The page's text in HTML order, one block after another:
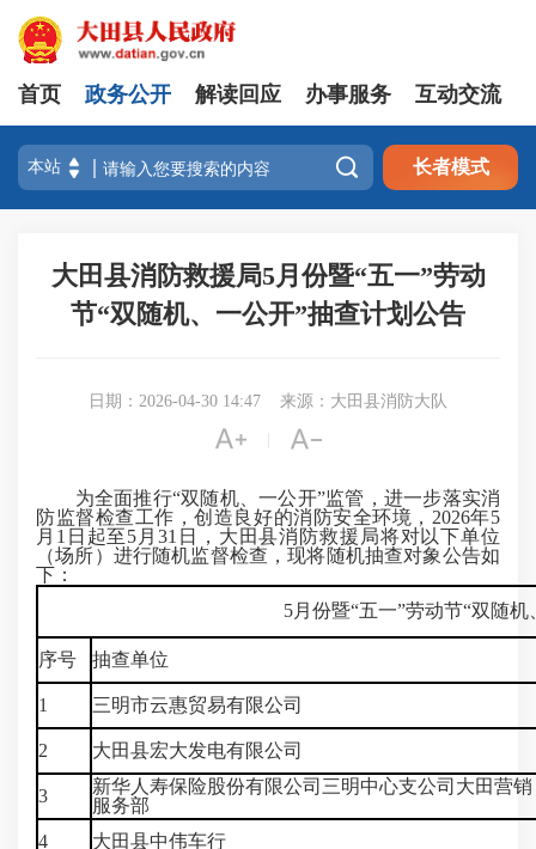
首页 政务公开 解读回应 办事服务 互动交流
 长者模式
大田县消防救援局5月份暨“五一”劳动
节“双随机、一公开”抽查计划公告
日期：2026-04-30 14:47 来源：大田县消防大队
 
为全面推行“双随机、一公开”监管，进一步落实消
防监督检查工作，创造良好的消防安全环境，2026年5
月1日起至5 月31日
，大田县消防救援局将对以下单位
（场所）进行随机监督检查，现将随机抽查对象公告如
下：
5月份暨“五一”劳动节“双随
序号 抽查单位
1 三明市云惠贸易有限公司
2 大田县宏大发电有限公司
3
新华人寿保险股份有限公司三明中心支公司大田营销
服务部
4
大田县中伟车行